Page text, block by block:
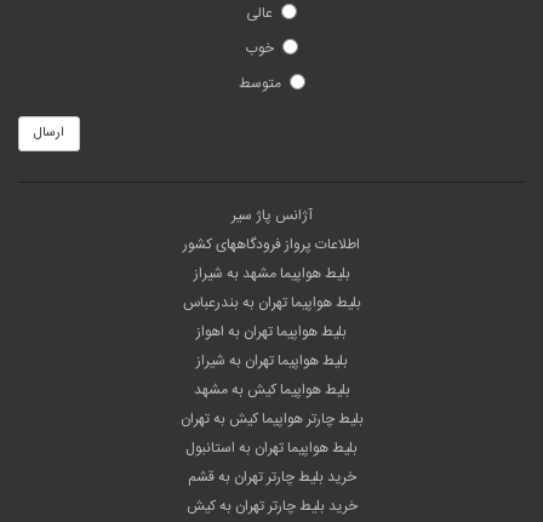
عالی
خوب
متوسط
ارسال
آژانس پاژ سیر
اطلاعات پرواز فرودگاههای کشور
بلیط هواپیما مشهد به شیراز
بلیط هواپیما تهران به بندرعباس
بلیط هواپیما تهران به اهواز
بلیط هواپیما تهران به شیراز
بلیط هواپیما کیش به مشهد
بلیط چارتر هواپیما کیش به تهران
بلیط هواپیما تهران به استانبول
خرید بلیط چارتر تهران به قشم
خرید بلیط چارتر تهران به کیش